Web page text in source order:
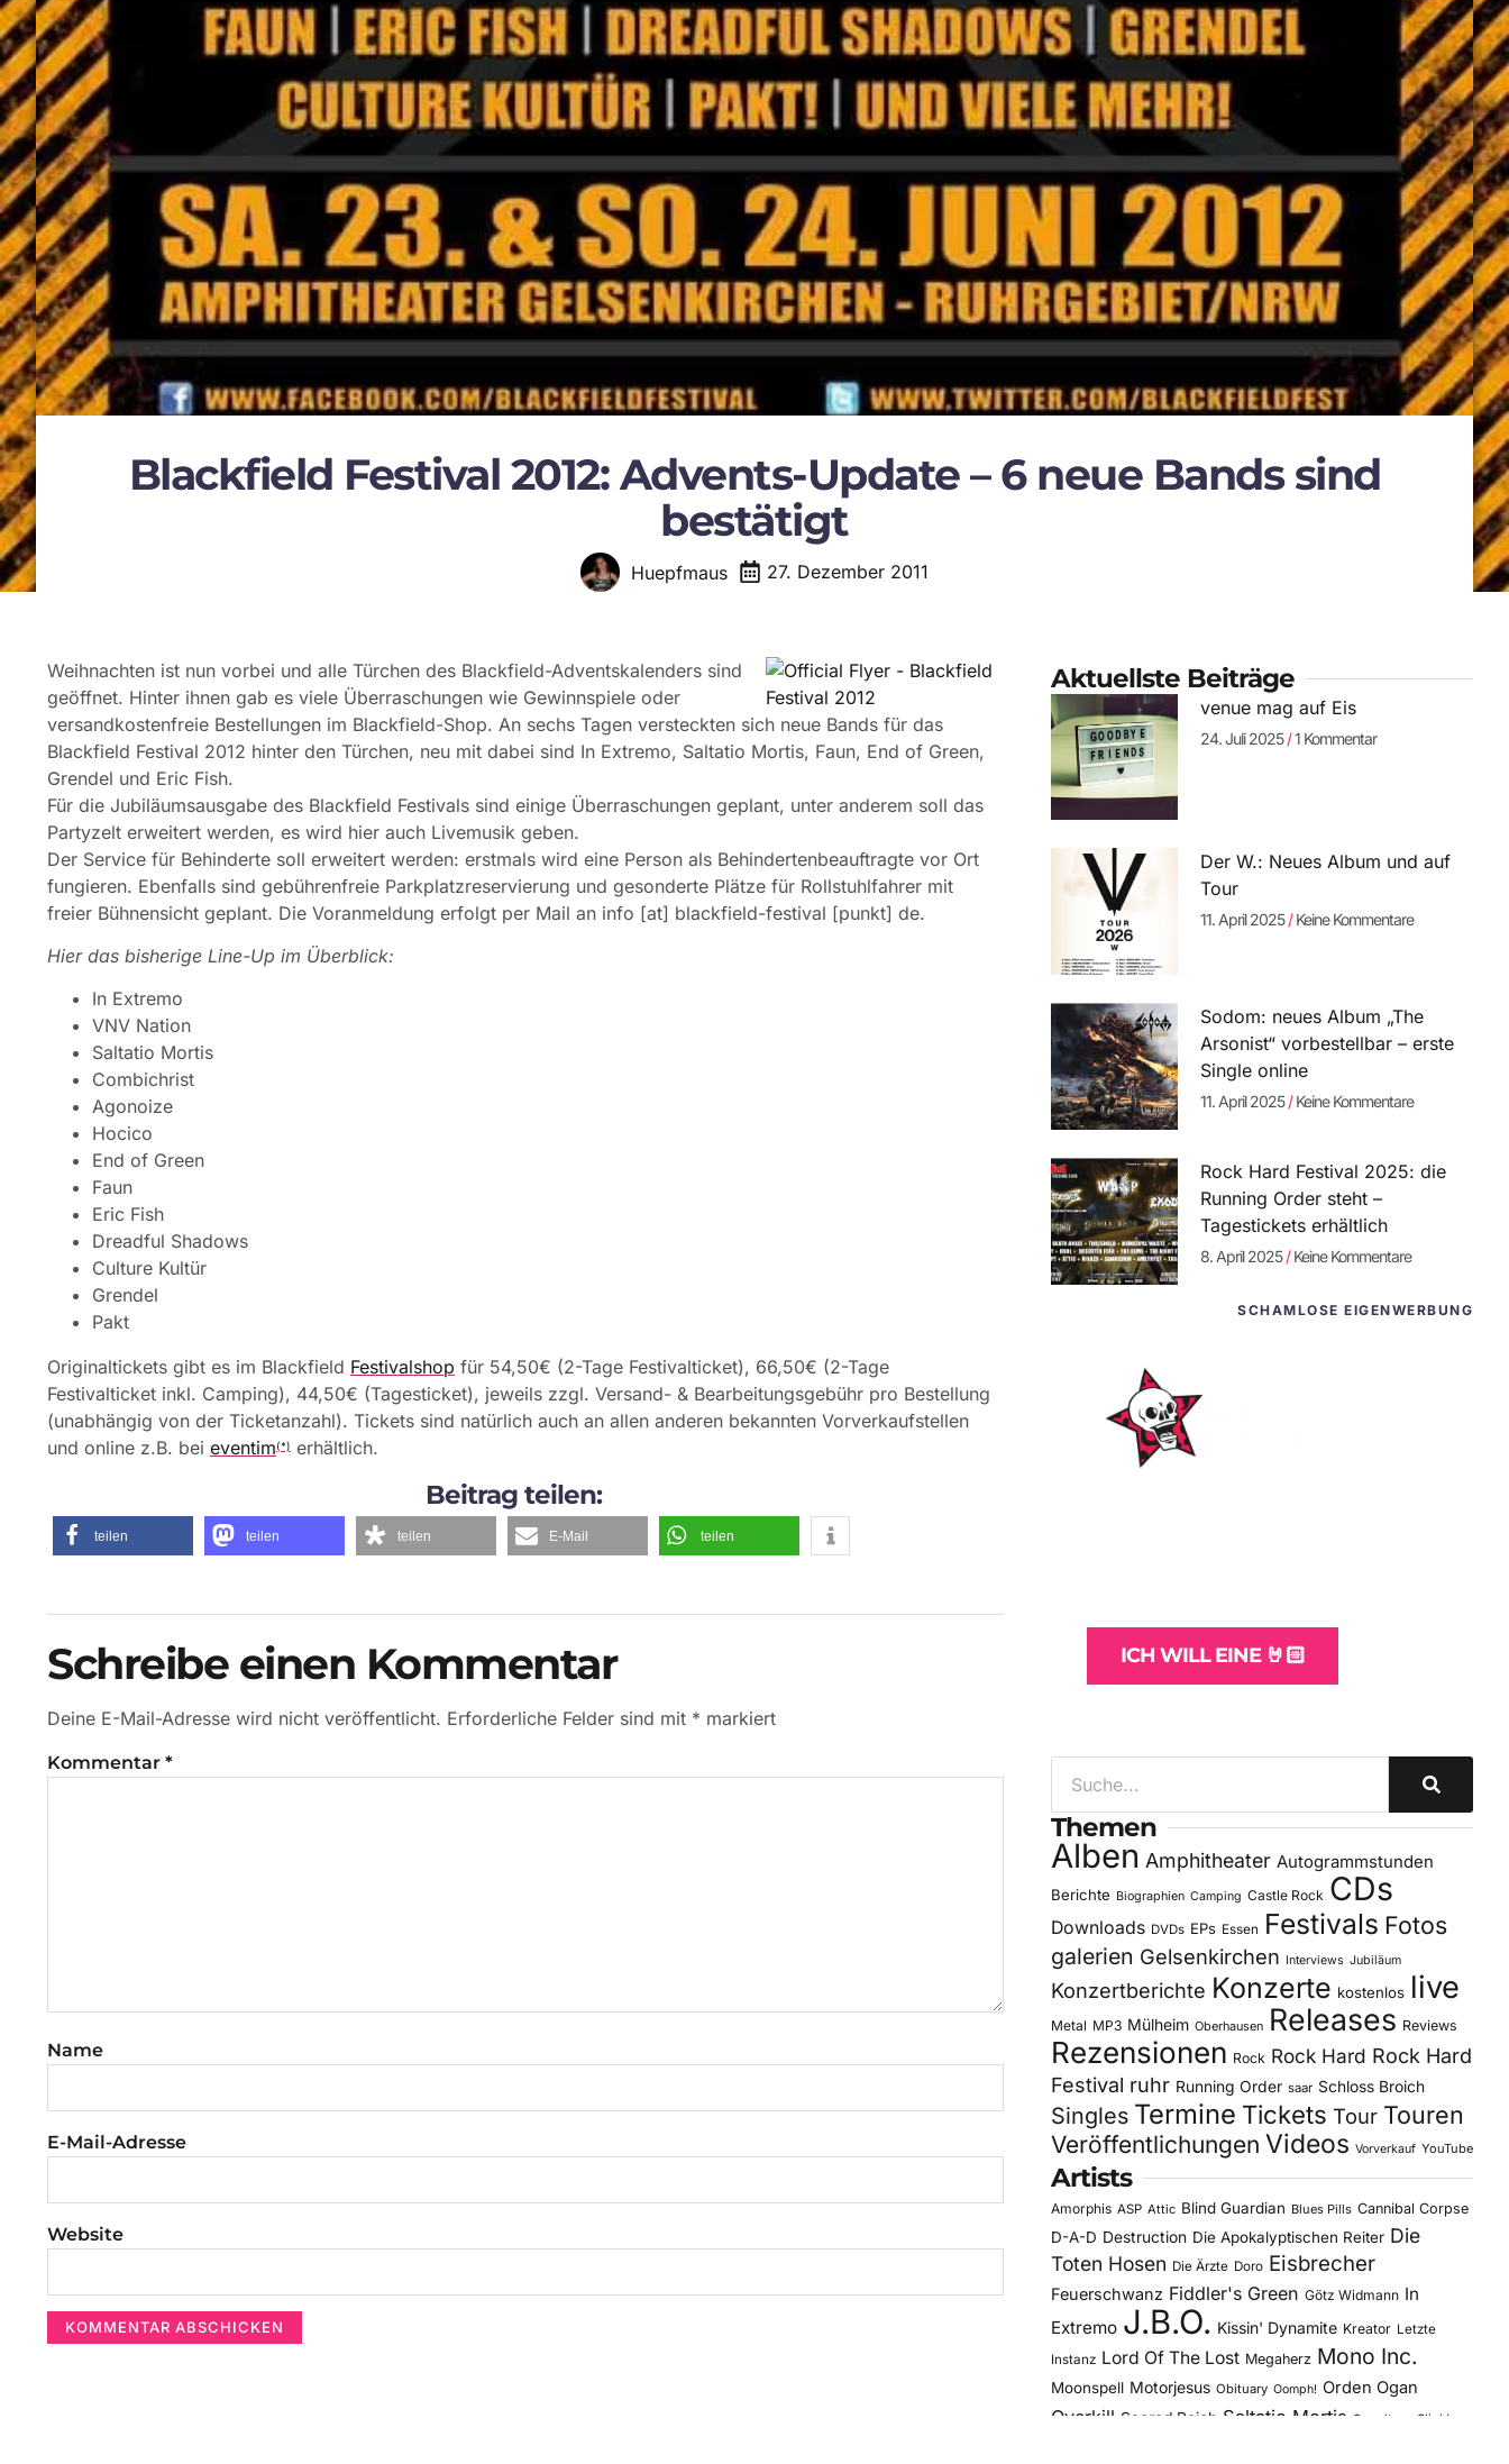
Blackfield Festival 2012: Advents-Update – 6 neue Bands sind
bestätigt
Huepfmaus 27. Dezember 2011
Weihnachten ist nun vorbei und alle Türchen des Blackfield-Adventskalenders sind
geöffnet. Hinter ihnen gab es viele Überraschungen wie Gewinnspiele oder
versandkostenfreie Bestellungen im Blackfield-Shop. An sechs Tagen versteckten sich neue Bands für das
Blackfield Festival 2012 hinter den Türchen, neu mit dabei sind In Extremo, Saltatio Mortis, Faun, End of Green,
Grendel und Eric Fish.
Für die Jubiläumsausgabe des Blackfield Festivals sind einige Überraschungen geplant, unter anderem soll das
Partyzelt erweitert werden, es wird hier auch Livemusik geben.
Der Service für Behinderte soll erweitert werden: erstmals wird eine Person als Behindertenbeauftragte vor Ort
fungieren. Ebenfalls sind gebührenfreie Parkplatzreservierung und gesonderte Plätze für Rollstuhlfahrer mit
freier Bühnensicht geplant. Die Voranmeldung erfolgt per Mail an info [at] blackfield-festival [punkt] de.
Hier das bisherige Line-Up im Überblick:
In Extremo
VNV Nation
Saltatio Mortis
Combichrist
Agonoize
Hocico
End of Green
Faun
Eric Fish
Dreadful Shadows
Culture Kultür
Grendel
Pakt
Originaltickets gibt es im Blackfield Festivalshop für 54,50€ (2-Tage Festivalticket), 66,50€ (2-Tage
Festivalticket inkl. Camping), 44,50€ (Tagesticket), jeweils zzgl. Versand- & Bearbeitungsgebühr pro Bestellung
(unabhängig von der Ticketanzahl). Tickets sind natürlich auch an allen anderen bekannten Vorverkaufstellen
und online z.B. bei eventim(*) erhältlich.
Beitrag teilen:
teilen teilen teilen E-Mail teilen
Schreibe einen Kommentar
Deine E-Mail-Adresse wird nicht veröffentlicht. Erforderliche Felder sind mit * markiert
Kommentar *
Name
E-Mail-Adresse
Website
Aktuellste Beiträge
venue mag auf Eis
24. Juli 2025 1 Kommentar
Der W.: Neues Album und auf
Tour
11. April 2025 Keine Kommentare
Sodom: neues Album „The
Arsonist“ vorbestellbar – erste
Single online
11. April 2025 Keine Kommentare
Rock Hard Festival 2025: die
Running Order steht –
Tagestickets erhältlich
8. April 2025 Keine Kommentare
SCHAMLOSE EIGENWERBUNG
ICH WILL EINE 🤘🏻
Themen
Alben Amphitheater Autogrammstunden
Berichte Biographien Camping Castle Rock CDs
Downloads DVDs EPs Essen Festivals Fotos
galerien Gelsenkirchen Interviews Jubiläum
Konzertberichte Konzerte kostenlos live
Metal MP3 Mülheim Oberhausen Releases Reviews
Rezensionen Rock Rock Hard Rock Hard
Festival ruhr Running Order saar Schloss Broich
Singles Termine Tickets Tour Touren
Veröffentlichungen Videos Vorverkauf YouTube
Artists
Amorphis ASP Attic Blind Guardian Blues Pills Cannibal Corpse
D-A-D Destruction Die Apokalyptischen Reiter Die
Toten Hosen Die Ärzte Doro Eisbrecher
Feuerschwanz Fiddler's Green Götz Widmann In
Extremo J.B.O. Kissin' Dynamite Kreator Letzte
Instanz Lord Of The Lost Megaherz Mono Inc.
Moonspell Motorjesus Obituary Oomph! Orden Ogan
Overkill Sacred Reich Saltatio Mortis Sepultura
Slick's